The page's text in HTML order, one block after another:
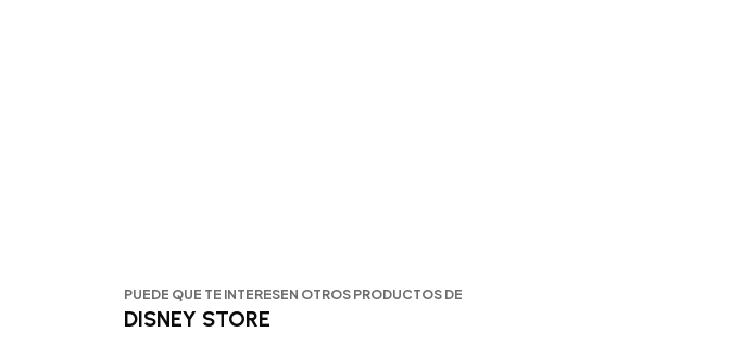
PUEDE QUE TE INTERESEN OTROS PRODUCTOS DE
DISNEY STORE